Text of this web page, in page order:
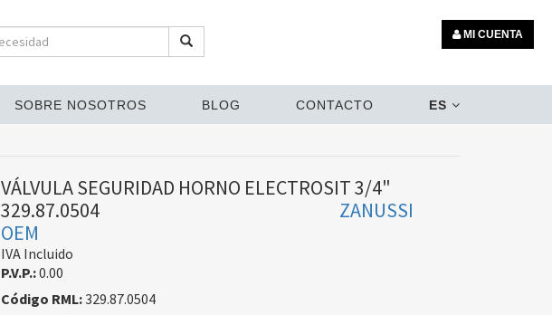
MI CUENTA
SOBRE NOSOTROS BLOG CONTACTO ES
VÁLVULA SEGURIDAD HORNO ELECTROSIT 3/4"
329.87.0504
ZANUSSI
OEM
IVA Incluido
P.V.P.:0.00
Código RML:329.87.0504